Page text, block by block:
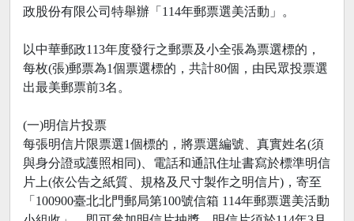
政股份有限公司特舉辦「114年郵票選美活動」。
以中華郵政113年度發行之郵票及小全張為票選標的，
每枚(張)郵票為1個票選標的，共計80個，由民眾投票選
出最美郵票前3名。
(一)明信片投票
每張明信片限票選1個標的，將票選編號、真實姓名(須
與身分證或護照相同)、電話和通訊住址書寫於標準明信
片上(依公告之紙質、規格及尺寸製作之明信片)，寄至
「100900臺北北門郵局第100號信箱 114年郵票選美活動